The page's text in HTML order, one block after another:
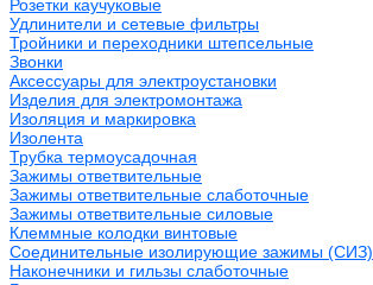
Розетки каучуковые
Удлинители и сетевые фильтры
Тройники и переходники штепсельные
Звонки
Аксессуары для электроустановки
Изделия для электромонтажа
Изоляция и маркировка
Изолента
Трубка термоусадочная
Зажимы ответвительные
Зажимы ответвительные слаботочные
Зажимы ответвительные силовые
Клеммные колодки винтовые
Соединительные изолирующие зажимы (СИЗ)
Наконечники и гильзы слаботочные